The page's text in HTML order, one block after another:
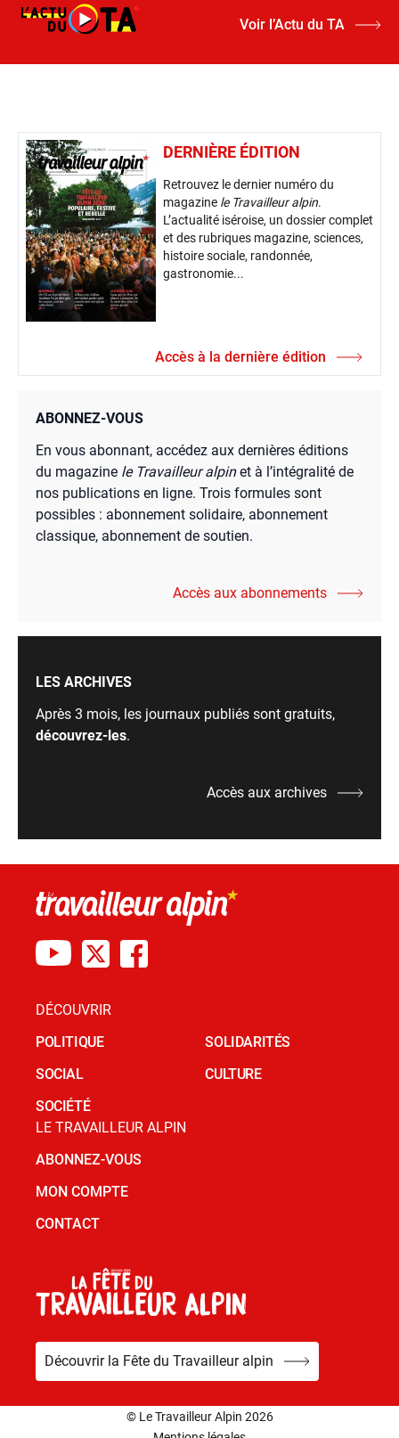
Voir l’Actu du TA
DERNIÈRE ÉDITION
Retrouvez le dernier numéro du
magazine le Travailleur alpin.
L’actualité iséroise, un dossier complet
et des rubriques magazine, sciences,
histoire sociale, randonnée,
gastronomie...
Accès à la dernière édition
ABONNEZ-VOUS
En vous abonnant, accédez aux dernières éditions
du magazine le Travailleur alpinet à l’intégralité de
nos publications en ligne. Trois formules sont
possibles : abonnement solidaire, abonnement
classique, abonnement de soutien.
Accès aux abonnements
LES ARCHIVES
Après 3 mois, les journaux publiés sont gratuits,
découvrez-les.
Accès aux archives
DÉCOUVRIR
POLITIQUE
SOCIAL
SOCIÉTÉ
SOLIDARITÉS
CULTURE
LE TRAVAILLEUR ALPIN
ABONNEZ-VOUS
MON COMPTE
CONTACT
Découvrir la Fête du Travailleur alpin
© Le Travailleur Alpin 2026